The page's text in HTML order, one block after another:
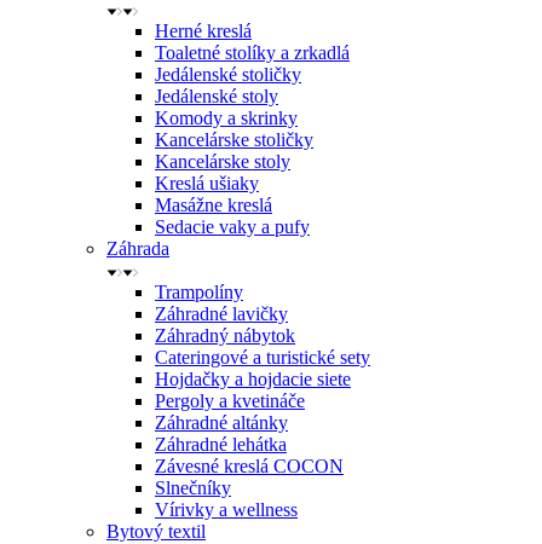
Herné kreslá
Toaletné stolíky a zrkadlá
Jedálenské stoličky
Jedálenské stoly
Komody a skrinky
Kancelárske stoličky
Kancelárske stoly
Kreslá ušiaky
Masážne kreslá
Sedacie vaky a pufy
Záhrada
Trampolíny
Záhradné lavičky
Záhradný nábytok
Cateringové a turistické sety
Hojdačky a hojdacie siete
Pergoly a kvetináče
Záhradné altánky
Záhradné lehátka
Závesné kreslá COCON
Slnečníky
Vírivky a wellness
Bytový textil